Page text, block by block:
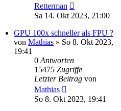
Retterman
Sa 14. Okt 2023, 21:00
GPU 100x schneller als FPU ?
von Mathias » So 8. Okt 2023,
19:41
0 Antworten
15475 Zugriffe
Letzter Beitrag von
Mathias
So 8. Okt 2023, 19:41